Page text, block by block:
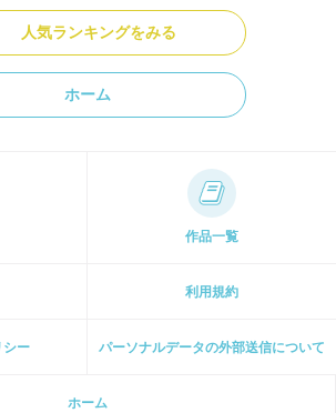
人気ランキングをみる
ホーム
作品一覧
利用規約
シー パーソナルデータの外部送信について
ホーム